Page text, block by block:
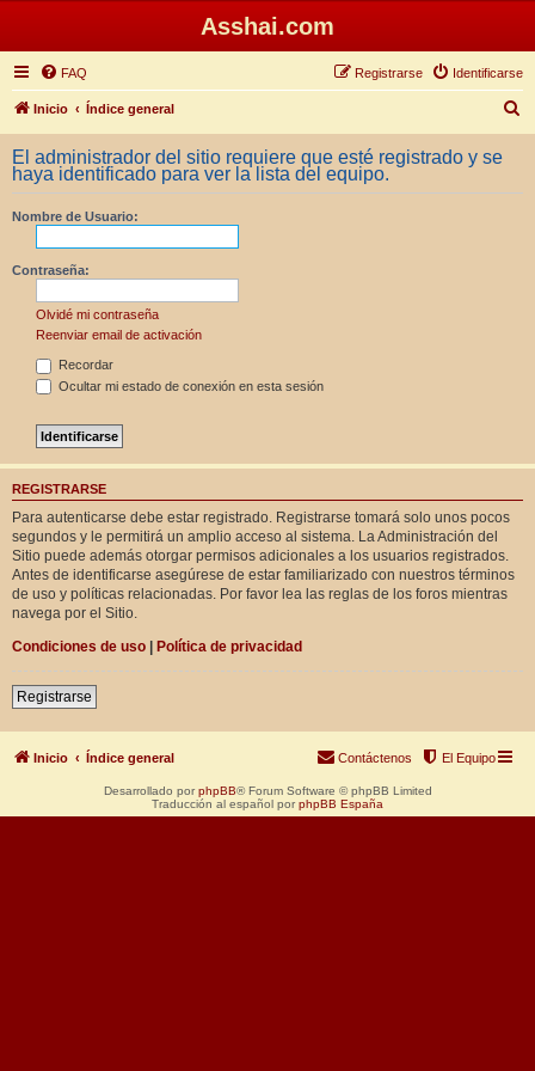
Asshai.com
FAQ Identificarse
Registrarse
Inicio Índice general
u
c
El administrador del sitio requiere que esté registrado y se
haya identificado para ver la lista del equipo.
Nombre de Usuario:
Contraseña:
Olvidé mi contraseña
Reenviar email de activación
Recordar
Ocultar mi estado de conexión en esta sesión
REGISTRARSE
Para autenticarse debe estar registrado. Registrarse tomará solo unos pocos
segundos y le permitirá un amplio acceso al sistema. La Administración del
Sitio puede además otorgar permisos adicionales a los usuarios registrados.
Antes de identificarse asegúrese de estar familiarizado con nuestros términos
de uso y políticas relacionadas. Por favor lea las reglas de los foros mientras
navega por el Sitio.
Condiciones de uso | Política de privacidad
Registrarse
Inicio Índice general El Equipo
Contáctenos
Desarrollado por phpBB® Forum Software © phpBB Limited
Traducción al español por phpBB España